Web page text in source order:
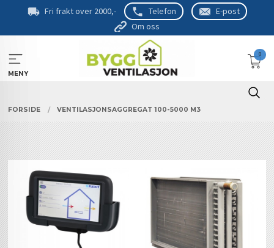
Fri frakt over 2000,- Telefon
E-post
Om oss
MENY
0
FORSIDE VENTILASJONSAGGREGAT 100-5000 M3